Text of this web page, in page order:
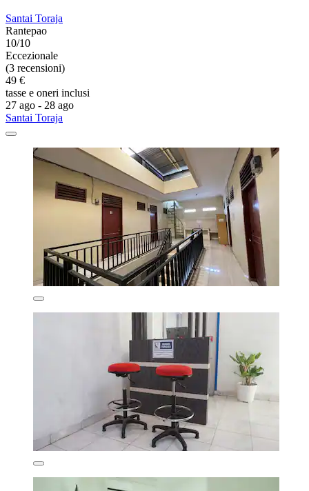
Santai Toraja
Rantepao
10/10
Eccezionale
(3 recensioni)
49 €
tasse e oneri inclusi
27 ago - 28 ago
Santai Toraja